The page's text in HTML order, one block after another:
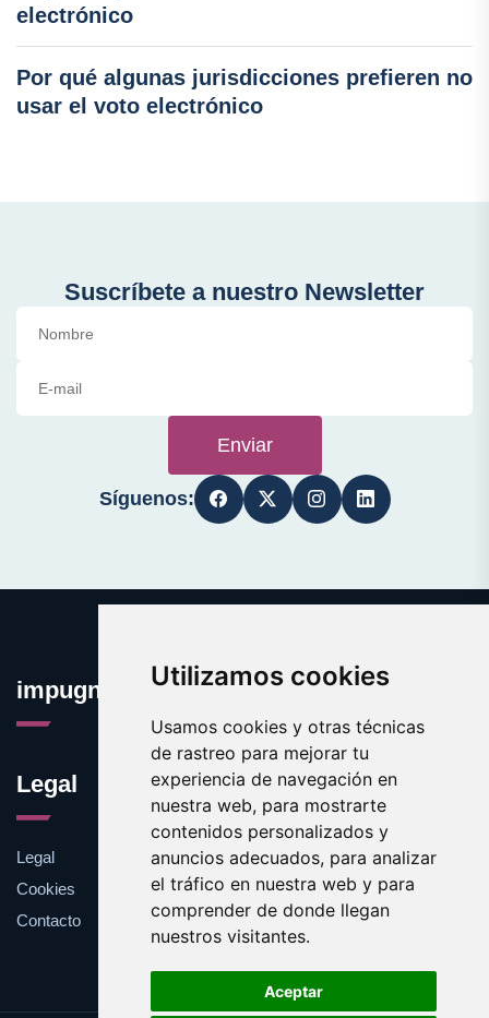
Utilizamos cookies
Usamos cookies y otras técnicas
de rastreo para mejorar tu
experiencia de navegación en
nuestra web, para mostrarte
contenidos personalizados y
anuncios adecuados, para analizar
el tráfico en nuestra web y para
comprender de donde llegan
nuestros visitantes.
Aceptar
electrónico
Por qué algunas jurisdicciones prefieren no
usar el voto electrónico
Suscríbete a nuestro Newsletter
Enviar
Síguenos:
impugnar.com
Legal
Legal
Cookies
Contacto